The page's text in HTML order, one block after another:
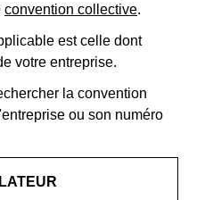
convention collective.
est celle dont
votre entreprise.
la convention
ou son numéro